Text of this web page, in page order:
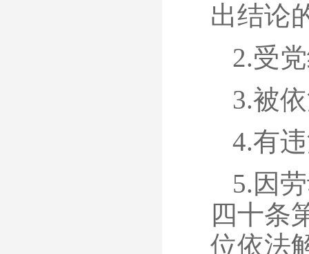
出结论
2.受
3.被
4.有
5.因
四十条
位依法